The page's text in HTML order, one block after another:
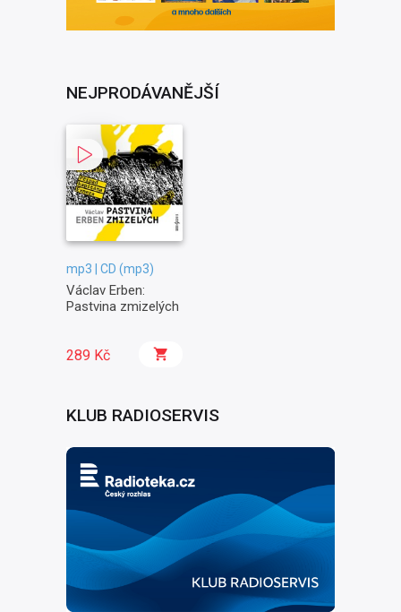
NEJPRODÁVANĚJŠÍ
mp3 | CD (mp3)
Václav Erben:
Pastvina zmizelých
289 Kč
KLUB RADIOSERVIS